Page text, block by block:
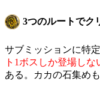
3つのルートでク
サブミッションに特
ト1ボスしか登場しな
ある。カカの石集め